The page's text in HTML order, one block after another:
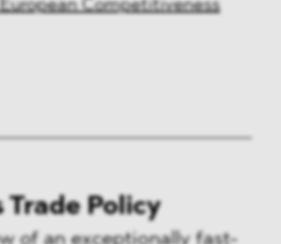
Competitiveness
Trade Policy